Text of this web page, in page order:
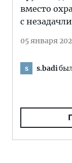
вместо
с
05 января
s s.badi